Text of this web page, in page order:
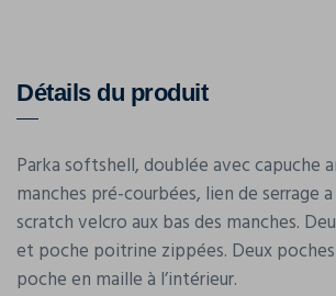
Détails du produit
Parka softshell, doublée avec capuche
manches pré-courbées, lien de serrage
scratch velcro aux bas des manches.
et poche poitrine zippées. Deux
poche en maille à l’intérieur.